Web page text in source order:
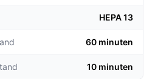
0,40 liter is eenvoudig te
de stofcompressor.
HEPA 13
60 minuten
10 minuten